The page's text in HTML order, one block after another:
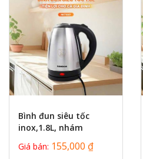
Bình đun siêu tốc
inox,1.8L, nhám
Giá bán: 155,000 ₫
prev